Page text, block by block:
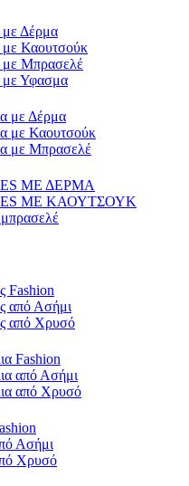
με Δέρμα
με Καουτσούκ
με Μπρασελέ
με Υφασμα
με Δέρμα
με Καουτσούκ
με Μπρασελέ
ΜΕ ΔΕΡΜΑ
ΜΕ ΚΑΟΥΤΣΟΥΚ
Fashion
από Ασήμι
από Χρυσό
Fashion
από Ασήμι
από Χρυσό
Ασήμι
Χρυσό